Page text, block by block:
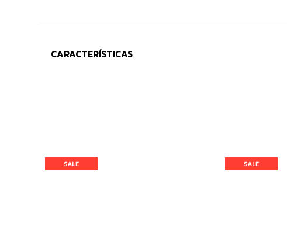
CARACTERÍSTICAS